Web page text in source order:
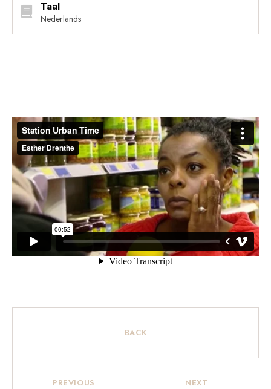
Taal
Nederlands
BACK
PREVIOUS NEXT